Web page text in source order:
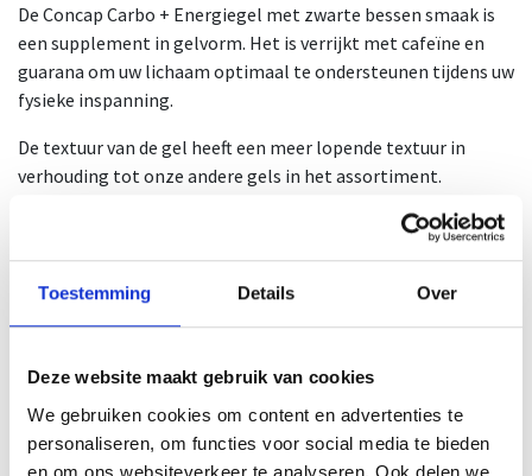
Toestemming Details Over
Deze website maakt gebruik van cookies
We gebruiken cookies om content en advertenties te
personaliseren, om functies voor social media te bieden
en om ons websiteverkeer te analyseren. Ook delen we
De Concap Carbo + Energiegel met zwarte bessen smaak is
een supplement in gelvorm. Het is verrijkt met cafeïne en
guarana om uw lichaam optimaal te ondersteunen tijdens uw
fysieke inspanning.
De textuur van de gel heeft een meer lopende textuur in
verhouding tot onze andere gels in het assortiment.
die slikproblemen ondervinden bij de klassieke gels.
het einde van de inspanning gebruikt.
Concap Carbo NRG gel.
1 gel bevat 60ml.
1 doos bevat 12 gels.